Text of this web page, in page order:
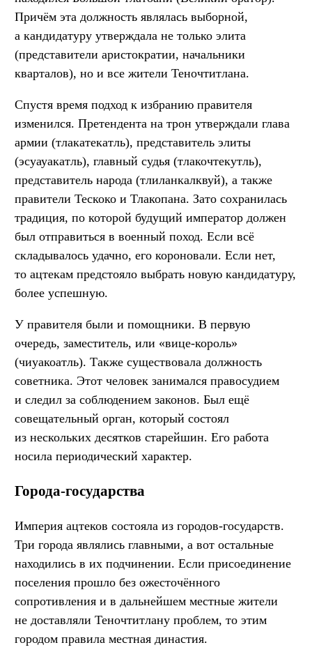
Причём эта должность являлась выборной,
а кандидатуру утверждала не только элита
(представители аристократии, начальники
кварталов), но и все жители Теночтитлана.
Спустя время подход к избранию правителя
изменился. Претендента на трон утверждали глава
армии (тлакатекатль), представитель элиты
(эсуауакатль), главный судья (тлакочтекутль),
представитель народа (тлиланкалквуй), а также
правители Тескоко и Тлакопана. Зато сохранилась
традиция, по которой будущий император должен
был отправиться в военный поход. Если всё
складывалось удачно, его короновали. Если нет,
то ацтекам предстояло выбрать новую кандидатуру,
более успешную.
У правителя были и помощники. В первую
очередь, заместитель, или «вице-король»
(чиуакоатль). Также существовала должность
советника. Этот человек занимался правосудием
и следил за соблюдением законов. Был ещё
совещательный орган, который состоял
из нескольких десятков старейшин. Его работа
носила периодический характер.
Города-государства
Империя ацтеков состояла из городов-государств.
Три города являлись главными, а вот остальные
находились в их подчинении. Если присоединение
поселения прошло без ожесточённого
сопротивления и в дальнейшем местные жители
не доставляли Теночтитлану проблем, то этим
городом правила местная династия.